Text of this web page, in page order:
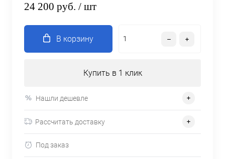
24 200 руб. / шт
В корзину
Купить в 1 клик
Нашли дешевле
Рассчитать доставку
Под заказ